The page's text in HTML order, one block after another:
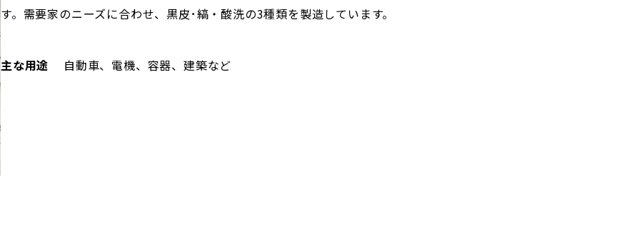
す。需要家のニーズに合わせ、黒皮･縞・酸洗の3種類を製造しています。
主な用途 自動車、電機、容器、建築など